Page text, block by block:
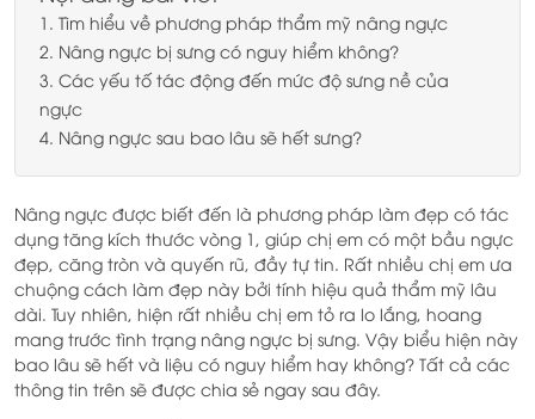
1. Tìm hiểu về phương pháp thẩm mỹ nâng ngực
2. Nâng ngực bị sưng có nguy hiểm không?
3. Các yếu tố tác động đến mức độ sưng nề của
ngực
4. Nâng ngực sau bao lâu sẽ hết sưng?
Nâng ngực được biết đến là phương pháp làm đẹp có tác
dụng tăng kích thước vòng 1, giúp chị em có một bầu ngực
đẹp, căng tròn và quyến rũ, đầy tự tin. Rất nhiều chị em ưa
chuộng cách làm đẹp này bởi tính hiệu quả thẩm mỹ lâu
dài. Tuy nhiên, hiện rất nhiều chị em tỏ ra lo lắng, hoang
mang trước tình trạng nâng ngực bị sưng. Vậy biểu hiện này
bao lâu sẽ hết và liệu có nguy hiểm hay không? Tất cả các
thông tin trên sẽ được chia sẻ ngay sau đây.